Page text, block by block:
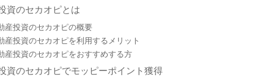
資のセカオピとは
産投資のセカオピの概要
産投資のセカオピを利用するメリット
産投資のセカオピをおすすめする方
資のセカオピでモッピーポイント獲得